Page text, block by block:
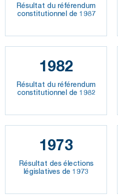
Résultat du référendum
constitutionnel de 1987
1982
Résultat du référendum
constitutionnel de 1982
1973
Résultat des élections
législatives de 1973